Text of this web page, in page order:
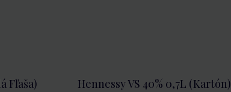
Fľaša) Hennessy VS 40% 0,7L (kartón)